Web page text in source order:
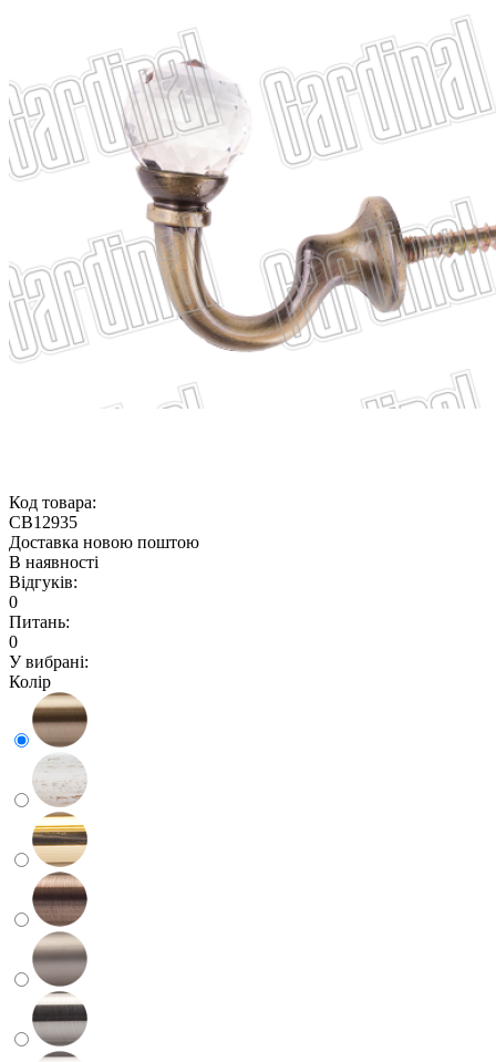
Код товара:
CB12935
Доставка новою поштою
В наявності
Відгуків:
0
Питань:
0
У вибрані:
Колір